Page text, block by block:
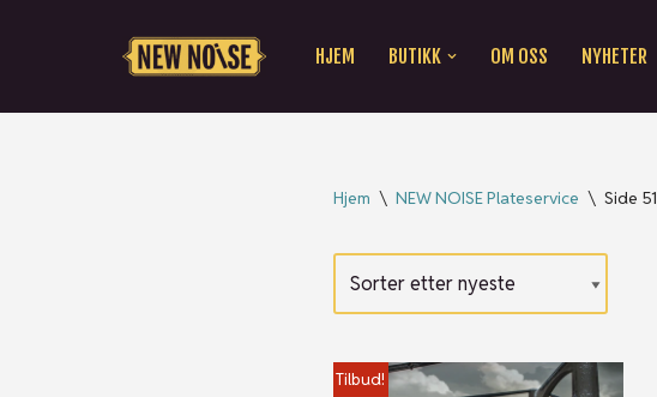
HJEM BUTIKK OM OSS NYHETER
Hjem \ NEW NOISE Plateservice \ Side 51
Tilbud!